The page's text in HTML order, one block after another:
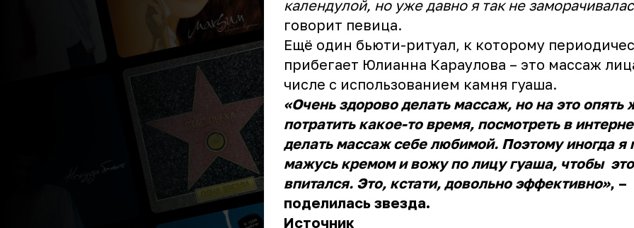
календулой, но уже давно я так не
говорит певица.
Ещё один бьюти-ритуал, к которому
прибегает Юлианна Караулова – это массаж
числе с использованием камня гуаша.
«Очень здорово делать массаж, но на это опять
потратить какое-то время, посмотреть в
делать массаж себе любимой. Поэтому иногда я
мажусь кремом и вожу по лицу гуаша, чтобы
впитался. Это, кстати, довольно эффективно», –
поделилась звезда.
Источник